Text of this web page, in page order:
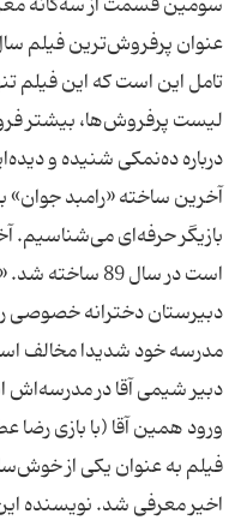
لیست پرفروش‌ها، بیشتر
درباره ده‌نمكی شنیده و
آخرین ساخته «رامبد جوان»
بازیگر حرفه‌ای
است در سال 89
دبیرستان دخترانه خصوصی را
مدرسه خود شدیدا مخالف
دبیر شیمی آقا در مدرسه‌اش
ورود همین آقا (با بازی
فیلم به عنوان یكی از
اخیر معرفی شد. نویسنده